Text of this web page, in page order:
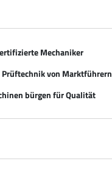
Mechaniker
von Marktführern
bürgen für Qualität